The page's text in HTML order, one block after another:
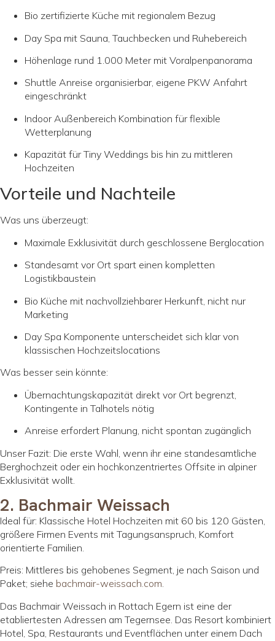
Bio zertifizierte Küche mit regionalem Bezug
Day Spa mit Sauna, Tauchbecken und Ruhebereich
Höhenlage rund 1.000 Meter mit Voralpenpanorama
Shuttle Anreise organisierbar, eigene PKW Anfahrt
eingeschränkt
Indoor Außenbereich Kombination für flexible
Wetterplanung
Kapazität für Tiny Weddings bis hin zu mittleren
Hochzeiten
Vorteile und Nachteile
Was uns überzeugt:
Maximale Exklusivität durch geschlossene Berglocation
Standesamt vor Ort spart einen kompletten
Logistikbaustein
Bio Küche mit nachvollziehbarer Herkunft, nicht nur
Marketing
Day Spa Komponente unterscheidet sich klar von
klassischen Hochzeitslocations
Was besser sein könnte:
Übernachtungskapazität direkt vor Ort begrenzt,
Kontingente in Talhotels nötig
Anreise erfordert Planung, nicht spontan zugänglich
Unser Fazit: Die erste Wahl, wenn ihr eine standesamtliche
Berghochzeit oder ein hochkonzentriertes Offsite in alpiner
Exklusivität wollt.
2. Bachmair Weissach
Ideal für: Klassische Hotel Hochzeiten mit 60 bis 120 Gästen,
größere Firmen Events mit Tagungsanspruch, Komfort
orientierte Familien.
Preis: Mittleres bis gehobenes Segment, je nach Saison und
Paket; siehe bachmair-weissach.com.
Das Bachmair Weissach in Rottach Egern ist eine der
etabliertesten Adressen am Tegernsee. Das Resort kombiniert
Hotel, Spa, Restaurants und Eventflächen unter einem Dach